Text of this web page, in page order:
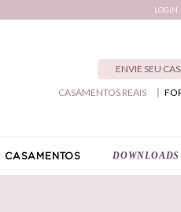
LOGIN
ENVIE SEU
CASAMENTOS REAIS
CASAMENTOS DOWNLOADS